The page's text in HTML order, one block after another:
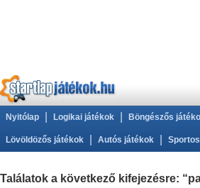
Nyitólap Logikai játékok Böngészős
Lövöldözős játékok Autós játékok
Találatok a következő kifejezésre: